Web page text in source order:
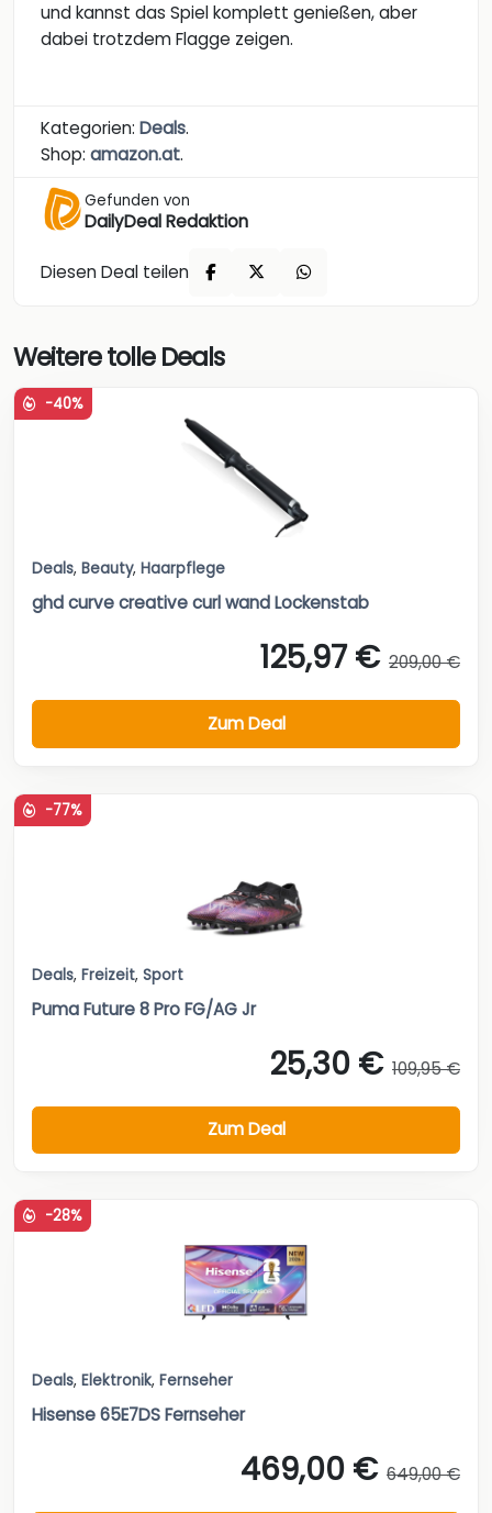
und kannst das Spiel komplett genießen, aber
dabei trotzdem Flagge zeigen.
Kategorien: Deals.
Shop: amazon.at.
Gefunden von
DailyDeal Redaktion
Diesen Deal teilen
Weitere tolle Deals
-40%
Deals, Beauty, Haarpflege
ghd curve creative curl wand Lockenstab
125,97 € 209,00 €
Zum Deal
-77%
Deals, Freizeit, Sport
Puma Future 8 Pro FG/AG Jr
25,30 € 109,95 €
Zum Deal
-28%
Deals, Elektronik, Fernseher
Hisense 65E7DS Fernseher
469,00 € 649,00 €